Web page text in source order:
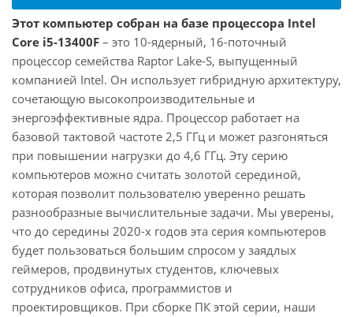
Этот компьютер собран на базе процессора Intel
Core i5-13400F – это 10-ядерный, 16-поточный
процессор семейства Raptor Lake-S, выпущенный
компанией Intel. Он использует гибридную архитектуру,
сочетающую высокопроизводительные и
энергоэффективные ядра. Процессор работает на
базовой тактовой частоте 2,5 ГГц и может разгоняться
при повышении нагрузки до 4,6 ГГц. Эту серию
компьютеров можно считать золотой серединой,
которая позволит пользователю уверенно решать
разнообразные вычислительные задачи. Мы уверены,
что до середины 2020-х годов эта серия компьютеров
будет пользоваться большим спросом у заядлых
геймеров, продвинутых студентов, ключевых
сотрудников офиса, программистов и
проектировщиков. При сборке ПК этой серии, наши